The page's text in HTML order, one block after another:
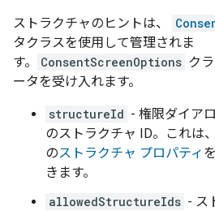
ストラクチャのヒントは、
タクラスを使用して管理されま
す。
ConsentScreenOptions ク
ータを受け入れます。
structureId - 権限ダイア
のストラクチャ ID。これは
のストラクチャ プロパティ
きます。
allowedStructureIds - ス